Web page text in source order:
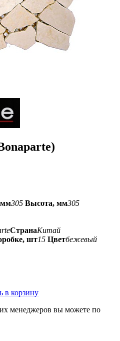
305 Высота, мм305
СтранаКитай
шт15 Цветбежевый
в корзину
менеджеров вы можете по